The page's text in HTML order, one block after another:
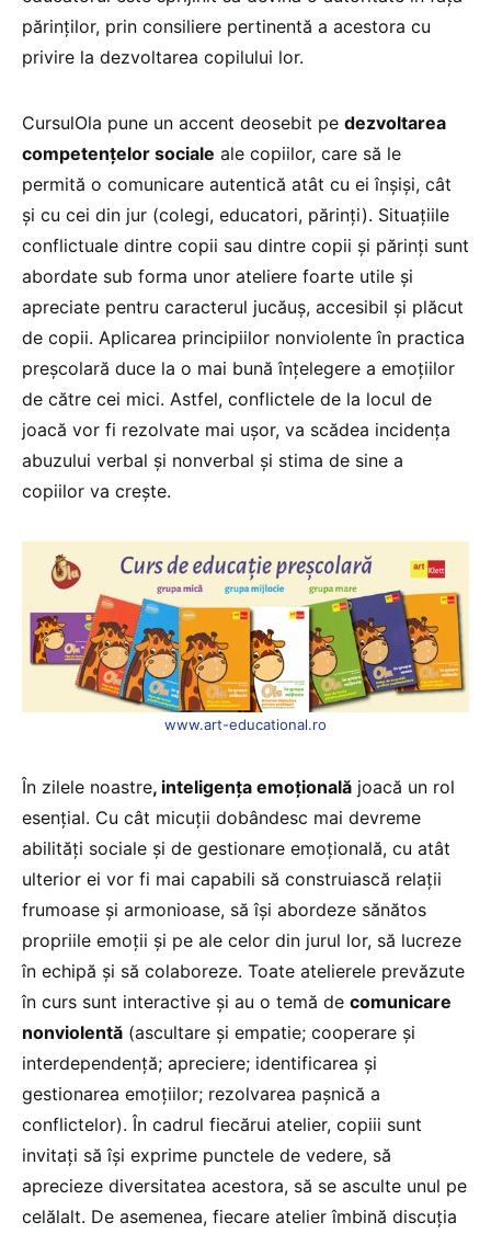
părinților, prin consiliere pertinentă a acestora cu
privire la dezvoltarea copilului lor.
CursulOla pune un accent deosebit pe dezvoltarea
competențelor sociale ale copiilor, care să le
permită o comunicare autentică atât cu ei înșiși, cât
și cu cei din jur (colegi, educatori, părinți). Situațiile
conflictuale dintre copii sau dintre copii și părinți sunt
abordate sub forma unor ateliere foarte utile și
apreciate pentru caracterul jucăuș, accesibil și plăcut
de copii. Aplicarea principiilor nonviolente în practica
preșcolară duce la o mai bună înțelegere a emoțiilor
de către cei mici. Astfel, conflictele de la locul de
joacă vor fi rezolvate mai ușor, va scădea incidența
abuzului verbal și nonverbal și stima de sine a
copiilor va crește.
www.art-educational.ro
În zilele noastre, inteligența emoțională joacă un rol
esențial. Cu cât micuții dobândesc mai devreme
abilități sociale și de gestionare emoțională, cu atât
ulterior ei vor fi mai capabili să construiască relații
frumoase și armonioase, să își abordeze sănătos
propriile emoții și pe ale celor din jurul lor, să lucreze
în echipă și să colaboreze. Toate atelierele prevăzute
în curs sunt interactive și au o temă de comunicare
nonviolentă (ascultare și empatie; cooperare și
interdependență; apreciere; identificarea și
gestionarea emoțiilor; rezolvarea pașnică a
conflictelor). În cadrul fiecărui atelier, copiii sunt
invitați să își exprime punctele de vedere, să
aprecieze diversitatea acestora, să se asculte unul pe
celălalt. De asemenea, fiecare atelier îmbină discuția